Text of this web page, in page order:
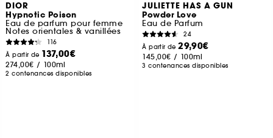
DIOR
Hypnotic Poison
Eau de parfum pour femme
Notes orientales & vanillées
116
À partir de 137,00€
274,00€ / 100ml
2 contenances disponibles
JULIETTE HAS A GUN
Powder Love
Eau de Parfum
24
À partir de29,90€
145,00€ / 100ml
3 contenances disponibles